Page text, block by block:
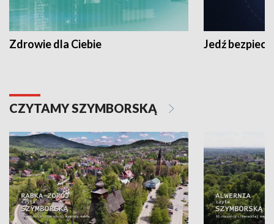
Zdrowie dla Ciebie Jedź
CZYTAMY SZYMBORSKĄ